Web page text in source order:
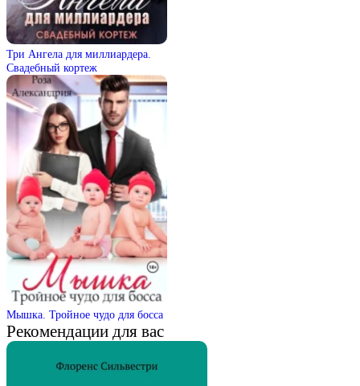
Три Ангела для миллиардера.
Свадебный кортеж
Мышка. Тройное чудо для босса
Рекомендации для вас